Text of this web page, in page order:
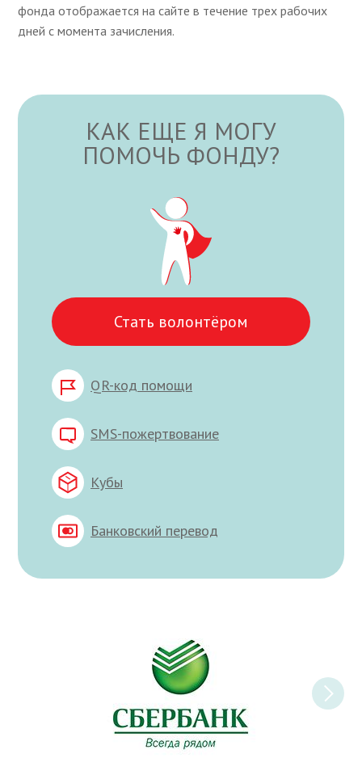
фонда отображается на сайте в течение трех рабочих
дней с момента зачисления.
КАК ЕЩЕ Я МОГУ
ПОМОЧЬ ФОНДУ?
Стать волонтёром
QR-код помощи
SMS-пожертвование
Кубы
Банковский перевод